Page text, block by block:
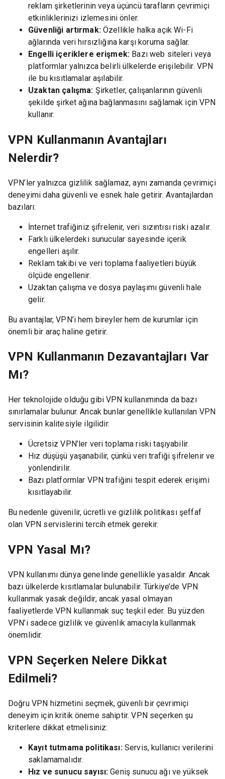
reklam şirketlerinin veya üçüncü tarafların çevrimiçi
etkinliklerinizi izlemesini önler.
Güvenliği artırmak: Özellikle halka açık Wi-Fi
ağlarında veri hırsızlığına karşı koruma sağlar.
Engelli içeriklere erişmek: Bazı web siteleri veya
platformlar yalnızca belirli ülkelerde erişilebilir. VPN
ile bu kısıtlamalar aşılabilir.
Uzaktan çalışma: Şirketler, çalışanlarının güvenli
şekilde şirket ağına bağlanmasını sağlamak için VPN
kullanır.
VPN Kullanmanın Avantajları
Nelerdir?
VPN’ler yalnızca gizlilik sağlamaz, aynı zamanda çevrimiçi
deneyimi daha güvenli ve esnek hale getirir. Avantajlardan
bazıları:
İnternet trafiğiniz şifrelenir, veri sızıntısı riski azalır.
Farklı ülkelerdeki sunucular sayesinde içerik
engelleri aşılır.
Reklam takibi ve veri toplama faaliyetleri büyük
ölçüde engellenir.
Uzaktan çalışma ve dosya paylaşımı güvenli hale
gelir.
Bu avantajlar, VPN’i hem bireyler hem de kurumlar için
önemli bir araç haline getirir.
VPN Kullanmanın Dezavantajları Var
Mı?
Her teknolojide olduğu gibi VPN kullanımında da bazı
sınırlamalar bulunur. Ancak bunlar genellikle kullanılan VPN
servisinin kalitesiyle ilgilidir.
Ücretsiz VPN’ler veri toplama riski taşıyabilir.
Hız düşüşü yaşanabilir, çünkü veri trafiği şifrelenir ve
yönlendirilir.
Bazı platformlar VPN trafiğini tespit ederek erişimi
kısıtlayabilir.
Bu nedenle güvenilir, ücretli ve gizlilik politikası şeffaf
olan VPN servislerini tercih etmek gerekir.
VPN Yasal Mı?
VPN kullanımı dünya genelinde genellikle yasaldır. Ancak
bazı ülkelerde kısıtlamalar bulunabilir. Türkiye’de VPN
kullanmak yasak değildir, ancak yasal olmayan
faaliyetlerde VPN kullanmak suç teşkil eder. Bu yüzden
VPN’i sadece gizlilik ve güvenlik amacıyla kullanmak
önemlidir.
VPN Seçerken Nelere Dikkat
Edilmeli?
Doğru VPN hizmetini seçmek, güvenli bir çevrimiçi
deneyim için kritik öneme sahiptir. VPN seçerken şu
kriterlere dikkat etmelisiniz:
Kayıt tutmama politikası:Servis, kullanıcı verilerini
saklamamalıdır.
Hız ve sunucu sayısı: Geniş sunucu ağı ve yüksek